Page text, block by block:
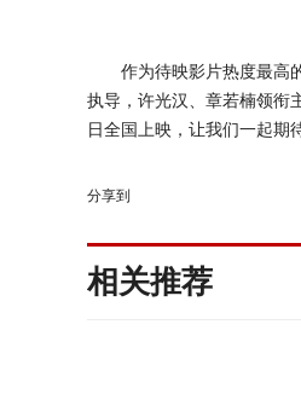
作为待映影片热度最高
执导， 许光汉 、 章若楠领衔
日全国上映，让我们一起期
分享到
相关推荐